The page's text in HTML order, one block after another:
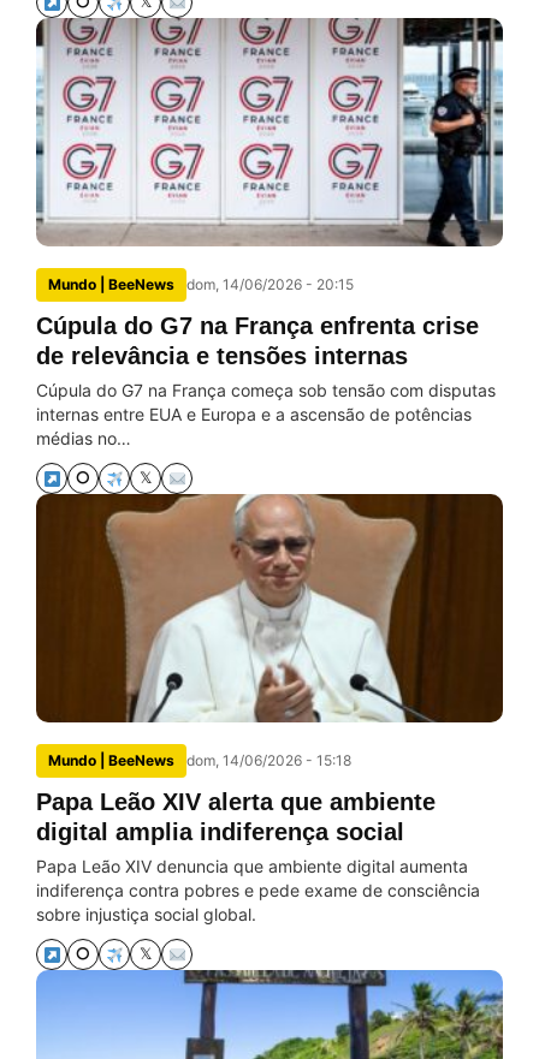
Mundo | BeeNews dom, 14/06/2026 - 20:15
Cúpula do G7 na França enfrenta crise
de relevância e tensões internas
Cúpula do G7 na França começa sob tensão com disputas
internas entre EUA e Europa e a ascensão de potências
médias no…
⭘ 𝕏
Mundo | BeeNews dom, 14/06/2026 - 15:18
Papa Leão XIV alerta que ambiente
digital amplia indiferença social
Papa Leão XIV denuncia que ambiente digital aumenta
indiferença contra pobres e pede exame de consciência
sobre injustiça social global.
⭘ 𝕏